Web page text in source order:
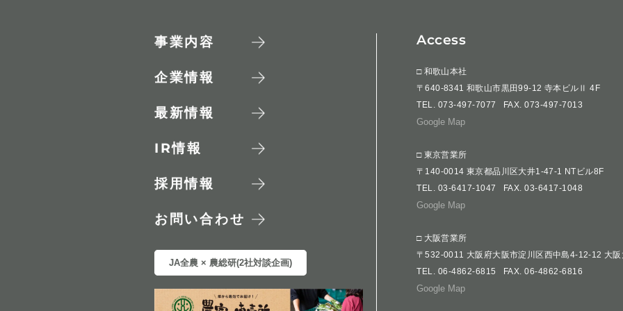
事業内容
企業情報
最新情報
IR情報
採用情報
お問い合わせ
JA全農 × 農総研(2社対談企画)
Access
□ 和歌山本社
〒640-8341 和歌山市黒田99-12 寺本ビルⅡ 4F
TEL. 073-497-7077 FAX. 073-497-7013
Google Map
□ 東京営業所
〒140-0014 東京都品川区大井1-47-1 NTビル8F
TEL. 03-6417-1047 FAX. 03-6417-1048
Google Map
□ 大阪営業所
〒532-0011 大阪府大阪市淀川区西中島4-12-12 大
TEL. 06-4862-6815 FAX. 06-4862-6816
Google Map